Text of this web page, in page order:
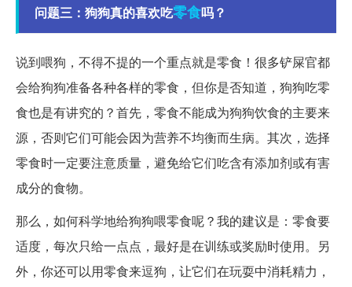
问题三：狗狗真的喜欢吃零食吗？
说到喂狗，不得不提的一个重点就是零食！很多铲屎官都
会给狗狗准备各种各样的零食，但你是否知道，狗狗吃零
食也是有讲究的？首先，零食不能成为狗狗饮食的主要来
源，否则它们可能会因为营养不均衡而生病。其次，选择
零食时一定要注意质量，避免给它们吃含有添加剂或有害
成分的食物。
那么，如何科学地给狗狗喂零食呢？我的建议是：零食要
适度，每次只给一点点，最好是在训练或奖励时使用。另
外，你还可以用零食来逗狗，让它们在玩耍中消耗精力，